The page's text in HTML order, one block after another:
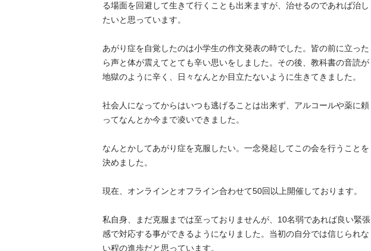
る場面を回避して生きて行くことも出来ますが、治せるのであれば治し
たいと思っています。
あがり症を自覚したのは小学生の作文発表の時でした。皆の前に立った
ら声と体が震えてとても辛い思いをしました。その後、教科書の音読が
地獄のように辛く、日々なんとか目立たないように生きてきました。
社会人になってからはいつも逃げることは出来ず、アルコールや薬に頼
ってなんとか今まで凌いできました。
なんとかしてあがり症を克服したい。一念発起してこの会を行うことを
決めました。
現在、オンラインとオフライン合わせて50回以上開催しております。
私自身、まだ克服までは至っておりませんが、10名弱であれば良い緊張
感で対応する事ができるようになりました。当初の自分では信じられな
い程の進歩だと思っています。